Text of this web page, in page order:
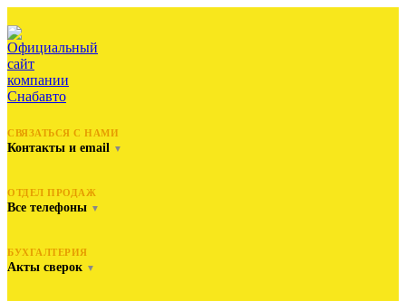
СВЯЗАТЬСЯ С НАМИ
Контакты и email ▼
ОТДЕЛ ПРОДАЖ
Все телефоны ▼
БУХГАЛТЕРИЯ
Акты сверок ▼